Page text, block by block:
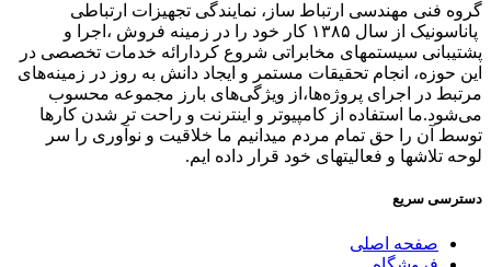
گروه فنی مهندسی ارتباط ساز، نمایندگی تجهیزات ارتباطی
پاناسونیک از سال ۱۳۸۵ کار خود را در زمینه فروش ،اجرا و
پشتیبانی سیستمهای مخابراتی شروع کردارائه خدمات تخصصی در
این حوزه، انجام تحقیقات مستمر و ایجاد دانش به‌ روز در زمینه‌های
مرتبط در اجرای پروژه‌ها،از ویژگی‌های بارز مجموعه محسوب
می‌شود.ما استفاده از کامپیوتر و اینترنت و راحت تر شدن کارها
توسط آن را حق تمام مردم میدانیم ما خلاقیت و نوآوری را سر
لوحه تلاشها و فعالیتهای خود قرار داده ایم.
دسترسی سریع
صفحه اصلی